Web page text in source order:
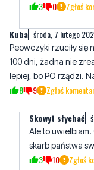
Peowczyki rzuciły się
lepiej, bo PO rządzi.
8 9 Zgłoś
Skowyt słychać
Ale to uwielbiam.
3 10 Zgłoś
Jurek środa, 7
Skowyt, to był